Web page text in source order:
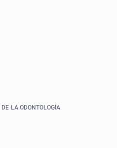
LA ODONTOLOGÍA